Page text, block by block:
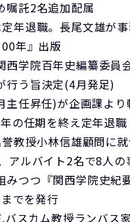
嘱託2名追加配属
年退職。長尾文雄が
年』出版
西学院百年史編纂委員
行う旨決定(4月発足)
主任昇任)が企画課より
の任期を終え定年退職
教授小林信雄顧問に
アルバイト2名で8人の
みつつ『関西学院史紀
でを発行
バスカム教授ランバス